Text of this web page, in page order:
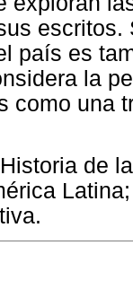
país es
la
como una
Historia de